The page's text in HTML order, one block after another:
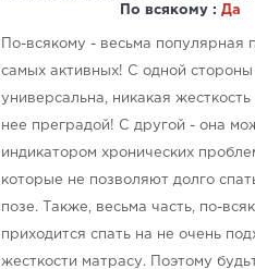
По всякому : Да
По-всякому - весьма популярная
самых активных! С одной стороны
универсальна, никакая жесткость
нее преградой! С другой - она
индикатором хронических
которые не позволяют долго
позе. Также, весьма часть, по-
приходится спать на не очень
жесткости матрасу. Поэтому